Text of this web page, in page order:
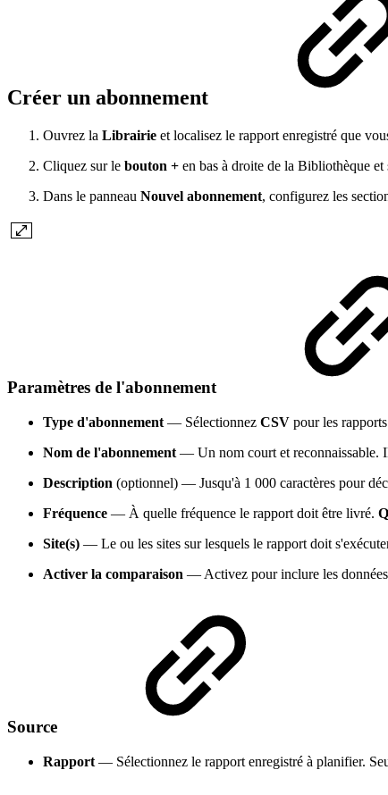
Créer un abonnement
Ouvrez la Librairie et localisez le rapport enregistré que
Cliquez sur le bouton + en bas à droite de la Bibliothèque et
Dans le panneau Nouvel abonnement, configurez les
Paramètres de l'abonnement
Type d'abonnement — Sélectionnez CSV pour les
Nom de l'abonnement — Un nom court et reconnaissable.
Description (optionnel) — Jusqu'à 1 000 caractères pour
Fréquence — À quelle fréquence le rapport doit être livré.
Site(s) — Le ou les sites sur lesquels le rapport doit
Activer la comparaison — Activez pour inclure les
Source
Rapport — Sélectionnez le rapport enregistré à planifier.